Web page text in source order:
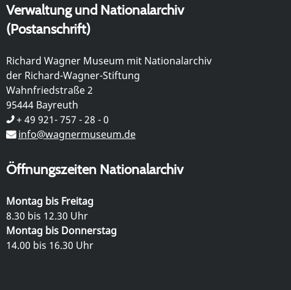
Verwaltung und Nationalarchiv
(Postanschrift)
Richard Wagner Museum mit Nationalarchiv
der Richard-Wagner-Stiftung
Wahnfriedstraße 2
95444 Bayreuth
+ 49 921- 757 - 28 - 0
info@wagnermuseum.de
Öffnungszeiten Nationalarchiv
Montag bis Freitag
8.30 bis 12.30 Uhr
Montag bis Donnerstag
14.00 bis 16.30 Uhr